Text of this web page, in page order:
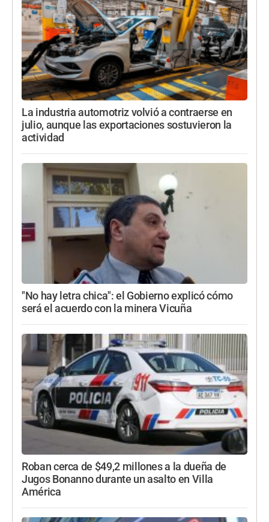
La industria automotriz volvió a contraerse en
julio, aunque las exportaciones sostuvieron la
actividad
"No hay letra chica": el Gobierno explicó cómo
será el acuerdo con la minera Vicuña
Roban cerca de $49,2 millones a la dueña de
Jugos Bonanno durante un asalto en Villa
América